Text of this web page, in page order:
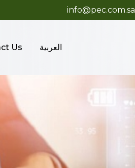
info@pec.com.sa
Us العربية